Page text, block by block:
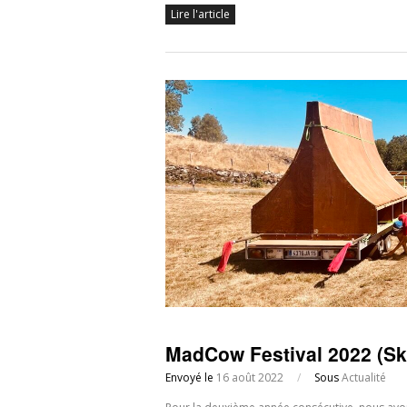
Lire l'article
MadCow Festival 2022
Envoyé le 16 août 2022 / SousActualité